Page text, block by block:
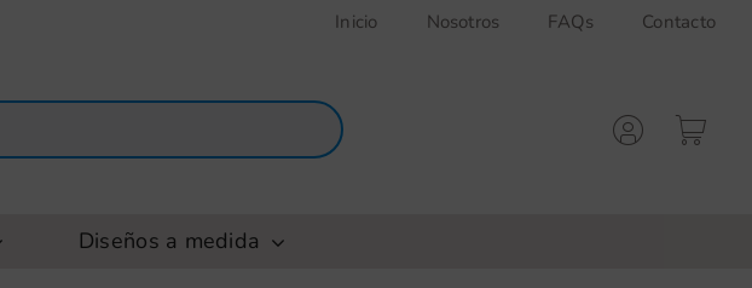
Inicio Nosotros FAQs Contacto
Diseños a medida